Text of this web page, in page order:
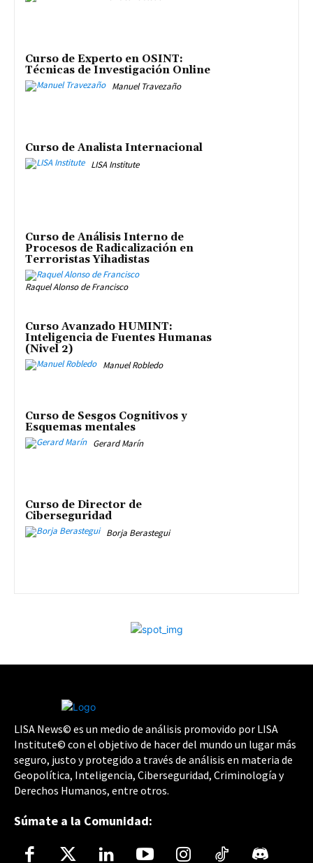
Curso de Experto en OSINT:
Técnicas de Investigación Online
Manuel Travezaño
Curso de Analista Internacional
LISA Institute
Curso de Análisis Interno de
Procesos de Radicalización en
Terroristas Yihadistas
Raquel Alonso de Francisco
Curso Avanzado HUMINT:
Inteligencia de Fuentes Humanas
(Nivel 2)
Manuel Robledo
Curso de Sesgos Cognitivos y
Esquemas mentales
Gerard Marín
Curso de Director de
Ciberseguridad
Borja Berastegui
LISA News© es un medio de análisis promovido por LISA
Institute© con el objetivo de hacer del mundo un lugar más
seguro, justo y protegido a través de análisis en materia de
Geopolítica, Inteligencia, Ciberseguridad, Criminología y
Derechos Humanos, entre otros.
Súmate a la Comunidad: